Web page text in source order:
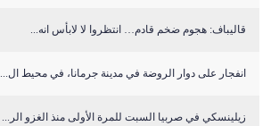
قاليباف: هجوم ضخم قادم… انتظروا لا لابأس انه...
انفجار على دوار الروضة في مدينة جرمانا، في محيط ال...
زيلينسكي في صربيا السبت للمرة الأولى منذ الغزو الر...